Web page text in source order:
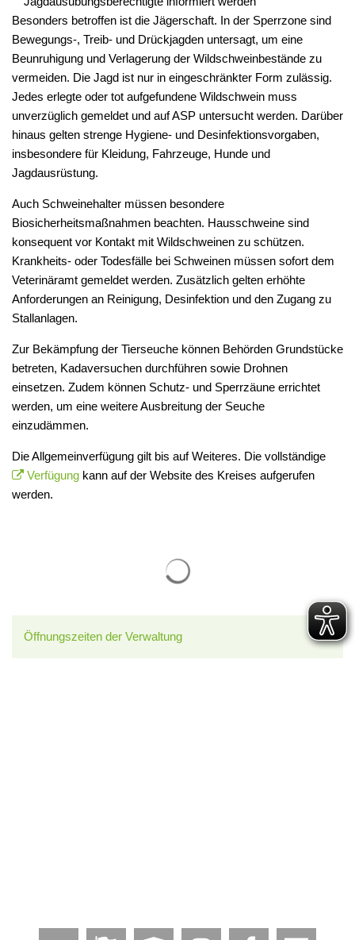
Besonders betroffen ist die Jägerschaft. In der Sperrzone sind
Bewegungs-, Treib- und Drückjagden untersagt, um eine
Beunruhigung und Verlagerung der Wildschweinbestände zu
vermeiden. Die Jagd ist nur in eingeschränkter Form zulässig.
Jedes erlegte oder tot aufgefundene Wildschwein muss
unverzüglich gemeldet und auf ASP untersucht werden. Darüber
hinaus gelten strenge Hygiene- und Desinfektionsvorgaben,
insbesondere für Kleidung, Fahrzeuge, Hunde und
Jagdausrüstung.
Auch Schweinehalter müssen besondere
Biosicherheitsmaßnahmen beachten. Hausschweine sind
konsequent vor Kontakt mit Wildschweinen zu schützen.
Krankheits- oder Todesfälle bei Schweinen müssen sofort dem
Veterinäramt gemeldet werden. Zusätzlich gelten erhöhte
Anforderungen an Reinigung, Desinfektion und den Zugang zu
Stallanlagen.
Zur Bekämpfung der Tierseuche können Behörden Grundstücke
betreten, Kadaversuchen durchführen sowie Drohnen
einsetzen. Zudem können Schutz- und Sperrzäune errichtet
werden, um eine weitere Ausbreitung der Seuche
einzudämmen.
Die Allgemeinverfügung gilt bis auf Weiteres. Die vollständige
Verfügungkann auf der Website des Kreises aufgerufen
werden.
Öffnungszeiten der Verwaltung